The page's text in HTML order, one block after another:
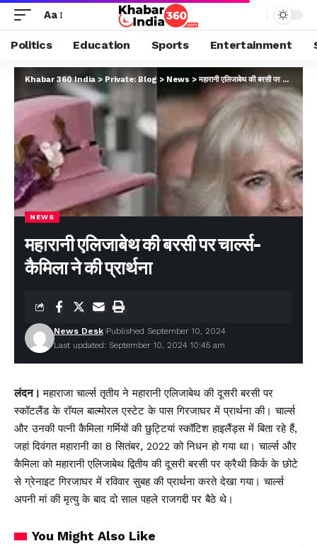
Aa
Politics Education Sports Entertainment
Khabar 360 India > Private: Blog > News >महारानी एलिजाबेथ की बरसी पर चार्ल्स-कैमिला ने की प्रार्थना
NEWS
महारानी एलिजाबेथ की बरसी पर चार्ल्स-
कैमिला ने की प्रार्थना
Last updated: September 10, 2024 10:45 am
News Desk Published September 10, 2024
लंदन।महाराजा चार्ल्स तृतीय ने महारानी एलिजाबेथ की दूसरी बरसी पर
स्कॉटलैंड के रॉयल बाल्मोरल एस्टेट के पास गिरजाघर में प्रार्थना की। चार्ल्स
और उनकी पत्नी कैमिला गर्मियों की छुट्टियां स्कॉटिश हाइलैंड्स में बिता रहे हैं,
जहां दिवंगत महारानी का 8 सितंबर, 2022 को निधन हो गया था। चार्ल्स और
कैमिला को महारानी एलिजाबेथ द्वितीय की दूसरी बरसी पर क्रैथी किर्क के छोटे
से ग्रेनाइट गिरजाघर में रविवार सुबह की प्रार्थना करते देखा गया। चार्ल्स
अपनी मां की मृत्यु के बाद दो साल पहले राजगद्दी पर बैठे थे।
You Might Also Like